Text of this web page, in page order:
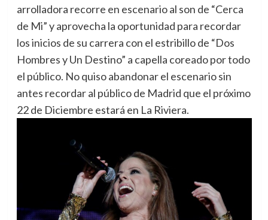
arrolladora recorre en escenario al son de “Cerca
de Mi” y aprovecha la oportunidad para recordar
los inicios de su carrera con el estribillo de “Dos
Hombres y Un Destino” a capella coreado por todo
el público. No quiso abandonar el escenario sin
antes recordar al público de Madrid que el próximo
22 de Diciembre estará en La Riviera.